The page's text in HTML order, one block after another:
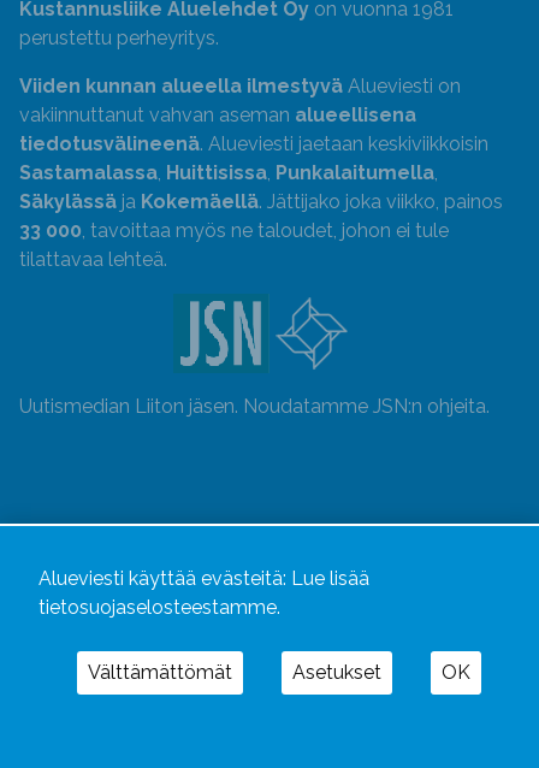
Kustannusliike Aluelehdet Oy on vuonna 1981
perustettu perheyritys.
Viiden kunnan alueella ilmestyvä Alueviesti on
vakiinnuttanut vahvan aseman alueellisena
tiedotusvälineenä. Alueviesti jaetaan keskiviikkoisin
Sastamalassa, Huittisissa, Punkalaitumella,
Säkylässä ja Kokemäellä. Jättijako joka viikko, painos
33 000, tavoittaa myös ne taloudet, johon ei tule
tilattavaa lehteä.
Uutismedian Liiton jäsen. Noudatamme JSN:n ohjeita.
Alueviesti käyttää evästeitä: Lue lisää
tietosuojaselosteestamme.
Välttämättömät Asetukset OK